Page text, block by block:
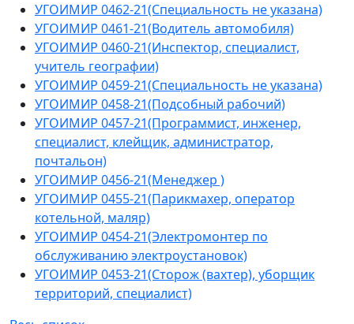
УГОИМИР 0462-21(Специальность не указана)
УГОИМИР 0461-21(Водитель автомобиля)
УГОИМИР 0460-21(Инспектор, специалист,
учитель географии)
УГОИМИР 0459-21(Специальность не указана)
УГОИМИР 0458-21(Подсобный рабочий)
УГОИМИР 0457-21(Программист, инженер,
специалист, клейщик, администратор,
почтальон)
УГОИМИР 0456-21(Менеджер )
УГОИМИР 0455-21(Парикмахер, оператор
котельной, маляр)
УГОИМИР 0454-21(Электромонтер по
обслуживанию электроустановок)
УГОИМИР 0453-21(Сторож (вахтер), уборщик
территорий, специалист)